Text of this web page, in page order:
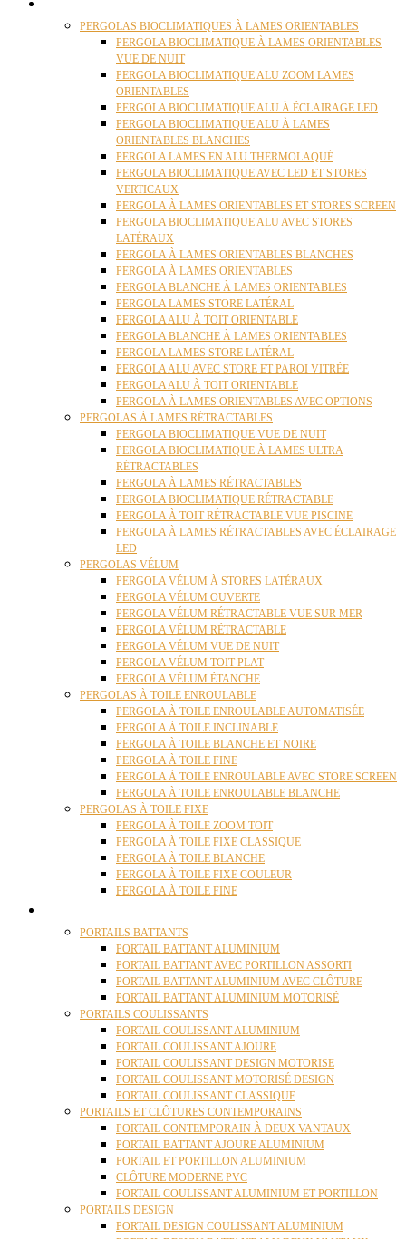
PERGOLAS BIOCLIMATIQUES À LAMES ORIENTABLES
PERGOLA BIOCLIMATIQUE À LAMES ORIENTABLES
VUE DE NUIT
PERGOLA BIOCLIMATIQUE ALU ZOOM LAMES
ORIENTABLES
PERGOLA BIOCLIMATIQUE ALU À ÉCLAIRAGE LED
PERGOLA BIOCLIMATIQUE ALU À LAMES
ORIENTABLES BLANCHES
PERGOLA LAMES EN ALU THERMOLAQUÉ
PERGOLA BIOCLIMATIQUE AVEC LED ET STORES
VERTICAUX
PERGOLA À LAMES ORIENTABLES ET STORES SCREEN
PERGOLA BIOCLIMATIQUE ALU AVEC STORES
LATÉRAUX
PERGOLA À LAMES ORIENTABLES BLANCHES
PERGOLA À LAMES ORIENTABLES
PERGOLA BLANCHE À LAMES ORIENTABLES
PERGOLA LAMES STORE LATÉRAL
PERGOLA ALU À TOIT ORIENTABLE
PERGOLA BLANCHE À LAMES ORIENTABLES
PERGOLA LAMES STORE LATÉRAL
PERGOLA ALU AVEC STORE ET PAROI VITRÉE
PERGOLA ALU À TOIT ORIENTABLE
PERGOLA À LAMES ORIENTABLES AVEC OPTIONS
PERGOLAS À LAMES RÉTRACTABLES
PERGOLA BIOCLIMATIQUE VUE DE NUIT
PERGOLA BIOCLIMATIQUE À LAMES ULTRA
RÉTRACTABLES
PERGOLA À LAMES RÉTRACTABLES
PERGOLA BIOCLIMATIQUE RÉTRACTABLE
PERGOLA À TOIT RÉTRACTABLE VUE PISCINE
PERGOLA À LAMES RÉTRACTABLES AVEC ÉCLAIRAGE
LED
PERGOLAS VÉLUM
PERGOLA VÉLUM À STORES LATÉRAUX
PERGOLA VÉLUM OUVERTE
PERGOLA VÉLUM RÉTRACTABLE VUE SUR MER
PERGOLA VÉLUM RÉTRACTABLE
PERGOLA VÉLUM VUE DE NUIT
PERGOLA VÉLUM TOIT PLAT
PERGOLA VÉLUM ÉTANCHE
PERGOLAS À TOILE ENROULABLE
PERGOLA À TOILE ENROULABLE AUTOMATISÉE
PERGOLA À TOILE INCLINABLE
PERGOLA À TOILE BLANCHE ET NOIRE
PERGOLA À TOILE FINE
PERGOLA À TOILE ENROULABLE AVEC STORE SCREEN
PERGOLA À TOILE ENROULABLE BLANCHE
PERGOLAS À TOILE FIXE
PERGOLA À TOILE ZOOM TOIT
PERGOLA À TOILE FIXE CLASSIQUE
PERGOLA À TOILE BLANCHE
PERGOLA À TOILE FIXE COULEUR
PERGOLA À TOILE FINE
PORTAILS BATTANTS
PORTAIL BATTANT ALUMINIUM
PORTAIL BATTANT AVEC PORTILLON ASSORTI
PORTAIL BATTANT ALUMINIUM AVEC CLÔTURE
PORTAIL BATTANT ALUMINIUM MOTORISÉ
PORTAILS COULISSANTS
PORTAIL COULISSANT ALUMINIUM
PORTAIL COULISSANT AJOURE
PORTAIL COULISSANT DESIGN MOTORISE
PORTAIL COULISSANT MOTORISÉ DESIGN
PORTAIL COULISSANT CLASSIQUE
PORTAILS ET CLÔTURES CONTEMPORAINS
PORTAIL CONTEMPORAIN À DEUX VANTAUX
PORTAIL BATTANT AJOURE ALUMINIUM
PORTAIL ET PORTILLON ALUMINIUM
CLÔTURE MODERNE PVC
PORTAIL COULISSANT ALUMINIUM ET PORTILLON
PORTAILS DESIGN
PORTAIL DESIGN COULISSANT ALUMINIUM